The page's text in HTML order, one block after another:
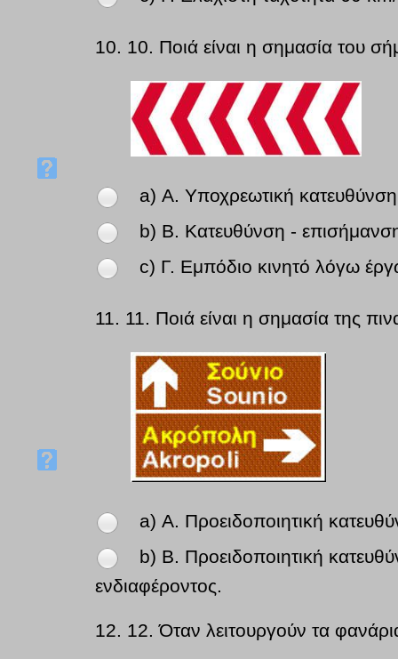
10. 10. Ποιά είναι η σημασία του
a) Α. Υποχρεωτική
b) Β. Κατευθύνση -
c) Γ. Εμπόδιο κινητό λόγω
11. 11. Ποιά είναι η σημασία της
a) Α. Προειδοποιητική
b) Β. Προειδοποιητική
ενδιαφέροντος.
12. 12. Όταν λειτουργούν τα